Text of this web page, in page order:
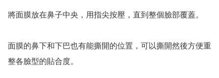
將面膜放在鼻子中央，用指尖按壓，直到整個臉部覆蓋。
面膜的鼻下和下巴也有能撕開的位置，可以撕開然後方便重
整各臉型的貼合度。